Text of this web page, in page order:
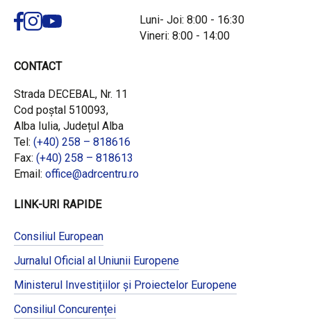
Luni- Joi: 8:00 - 16:30
Vineri: 8:00 - 14:00
CONTACT
Strada DECEBAL, Nr. 11
Cod poștal 510093,
Alba Iulia, Județul Alba
Tel: (+40) 258 – 818616
Fax: (+40) 258 – 818613
Email: office@adrcentru.ro
LINK-URI RAPIDE
Consiliul European
Jurnalul Oficial al Uniunii Europene
Ministerul Investițiilor și Proiectelor Europene
Consiliul Concurenței